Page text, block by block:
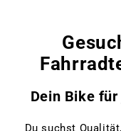
Dein Bike
Du suchst